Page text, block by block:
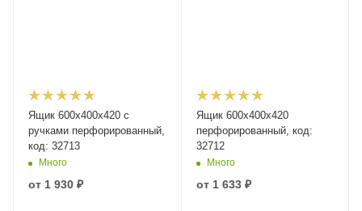
Ящик 600x400x420 с
ручками перфорированный,
код: 32713
Много
от 1 930 ₽
Ящик 600х400х420
перфорированный, код:
32712
Много
от 1 633 ₽